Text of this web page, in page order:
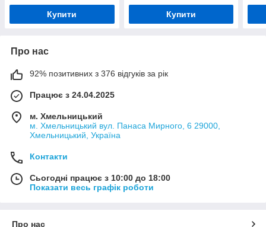
Купити Купити
Про нас
92% позитивних з 376 відгуків за рік
Працює з 24.04.2025
м. Хмельницький
м. Хмельницький вул. Панаса Мирного, 6 29000,
Хмельницький, Україна
Контакти
Сьогодні працює з 10:00 до 18:00
Показати весь графік роботи
Про нас